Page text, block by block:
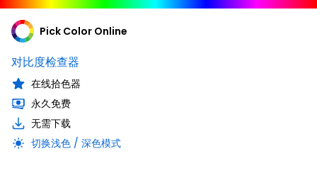
Pick Color Online
对比度检查器
在线拾色器
永久免费
无需下载
切换浅色 / 深色模式